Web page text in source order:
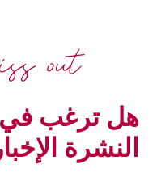
هل ترغب في
النشرة
out